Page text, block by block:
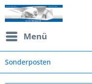
Menü
Sonderposten